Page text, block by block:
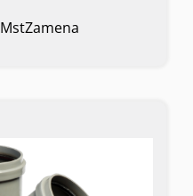
MstZamena